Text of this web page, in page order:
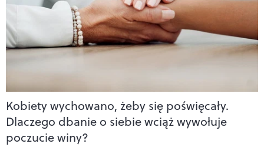
Kobiety wychowano, żeby się poświęcały.
Dlaczego dbanie o siebie wciąż wywołuje
poczucie winy?